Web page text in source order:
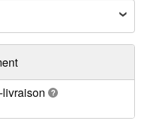
livraison ?